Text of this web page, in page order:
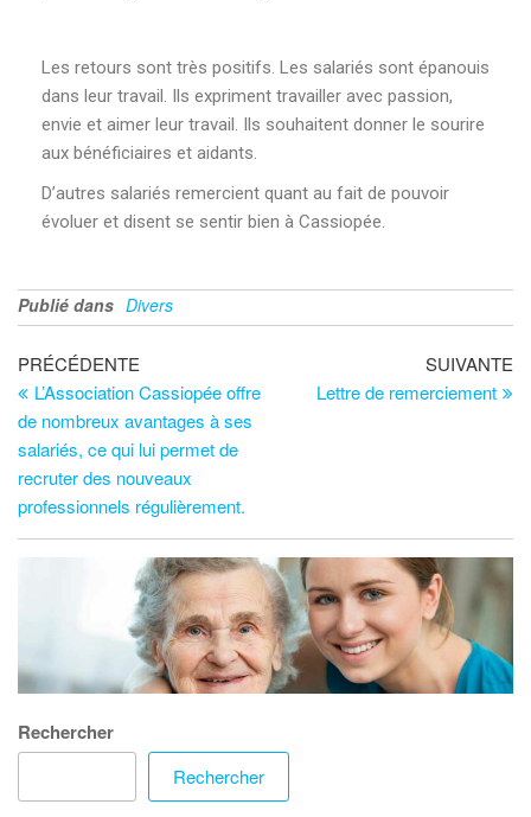
Les retours sont très positifs. Les salariés sont épanouis
dans leur travail. Ils expriment travailler avec passion,
envie et aimer leur travail. Ils souhaitent donner le sourire
aux bénéficiaires et aidants.
D’autres salariés remercient quant au fait de pouvoir
évoluer et disent se sentir bien à Cassiopée.
Publié dans Divers
PRÉCÉDENTE
L’Association Cassiopée offre
de nombreux avantages à ses
salariés, ce qui lui permet de
recruter des nouveaux
professionnels régulièrement.
SUIVANTE
Lettre de remerciement
Rechercher
Rechercher